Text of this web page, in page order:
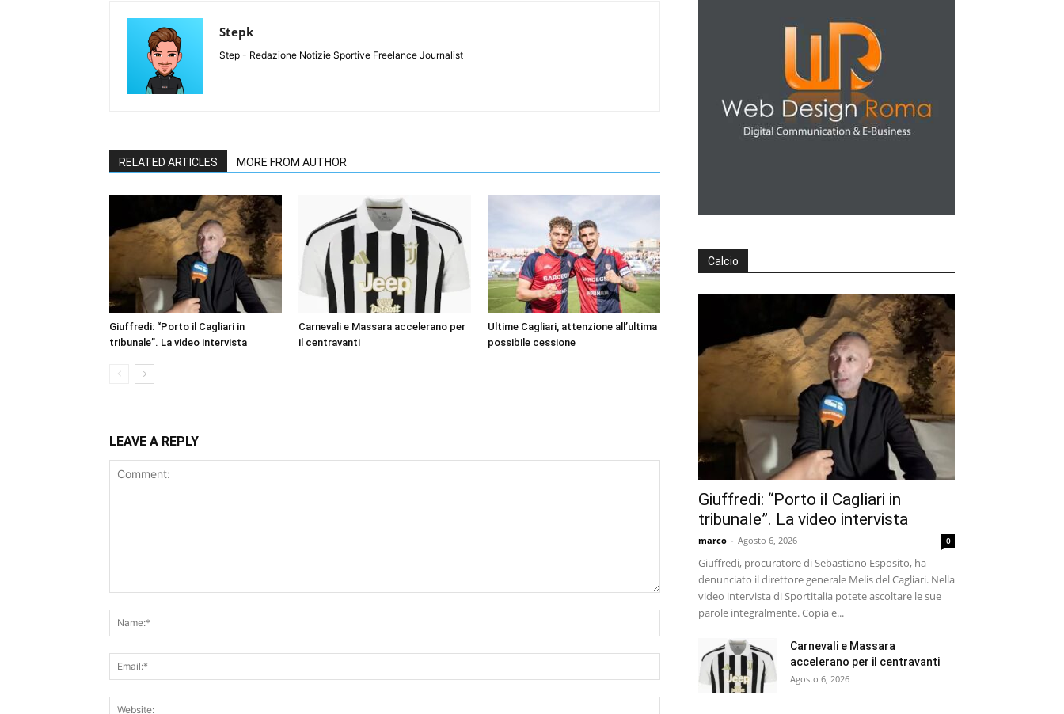
Stepk
Step - Redazione Notizie Sportive Freelance Journalist
RELATED ARTICLES MORE FROM AUTHOR
Giuffredi: “Porto il Cagliari in
tribunale”. La video intervista
Carnevali e Massara accelerano per
il centravanti
Ultime Cagliari, attenzione all’ultima
possibile cessione
LEAVE A REPLY
Calcio
Giuffredi: “Porto il Cagliari in
tribunale”. La video intervista
marco - Agosto 6, 2026 0
Giuffredi, procuratore di Sebastiano Esposito, ha
denunciato il direttore generale Melis del Cagliari. Nella
video intervista di Sportitalia potete ascoltare le sue
parole integralmente. Copia e...
Carnevali e Massara
accelerano per il centravanti
Agosto 6, 2026